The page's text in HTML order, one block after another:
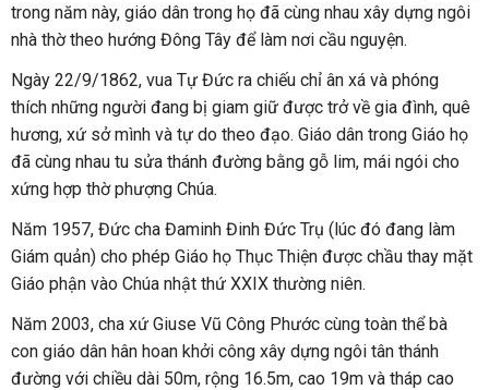
trong năm này, giáo dân trong họ đã cùng nhau xây dựng ngôi
nhà thờ theo hướng Đông Tây để làm nơi cầu nguyện.
Ngày 22/9/1862, vua Tự Đức ra chiếu chỉ ân xá và phóng
thích những người đang bị giam giữ được trở về gia đình, quê
hương, xứ sở mình và tự do theo đạo. Giáo dân trong Giáo họ
đã cùng nhau tu sửa thánh đường bằng gỗ lim, mái ngói cho
xứng hợp thờ phượng Chúa.
Năm 1957, Đức cha Đaminh Đinh Đức Trụ (lúc đó đang làm
Giám quản) cho phép Giáo họ Thục Thiện được chầu thay mặt
Giáo phận vào Chúa nhật thứ XXIX thường niên.
Năm 2003, cha xứ Giuse Vũ Công Phước cùng toàn thể bà
con giáo dân hân hoan khởi công xây dựng ngôi tân thánh
đường với chiều dài 50m, rộng 16.5m, cao 19m và tháp cao